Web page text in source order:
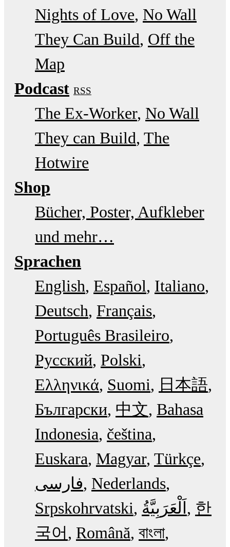
Nights of Love No Wall
They Can Build Off the
Map
Podcast RSS
The Ex-Worker No Wall
They can Build The
Hotwire
Shop
Bücher, Poster, Aufkleber
und mehr…
Sprachen
English Español Italiano
Deutsch Français
Português Brasileiro
Русский Polski
Ελληνικά Suomi
日本語
Български 中文 Bahasa
Indonesia čeština
Euskara Magyar Türkçe
فارسی Nederlands
Srpskohrvatski
한
국어
Română বাংলা